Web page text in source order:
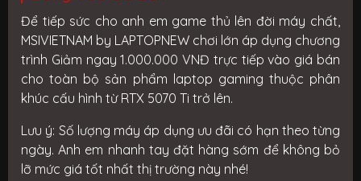
Để tiếp sức cho anh em game thủ lên đời máy chất,
MSIVIETNAM by LAPTOPNEW chơi lớn áp dụng chương
trình Giảm ngay 1.000.000 VNĐ trực tiếp vào giá bán
cho toàn bộ sản phẩm laptop gaming thuộc phân
khúc cấu hình từ RTX 5070 Ti trở lên.
Lưu ý: Số lượng máy áp dụng ưu đãi có hạn theo từng
ngày. Anh em nhanh tay đặt hàng sớm để không bỏ
lỡ mức giá tốt nhất thị trường này nhé!